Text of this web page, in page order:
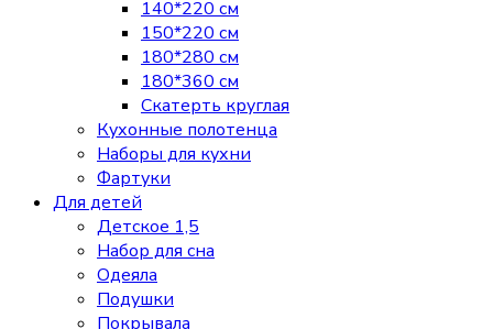
140*220 см
150*220 см
180*280 см
180*360 см
Скатерть круглая
Кухонные полотенца
Наборы для кухни
Фартуки
Для детей
Детское 1,5
Набор для сна
Одеяла
Подушки
Покрывала